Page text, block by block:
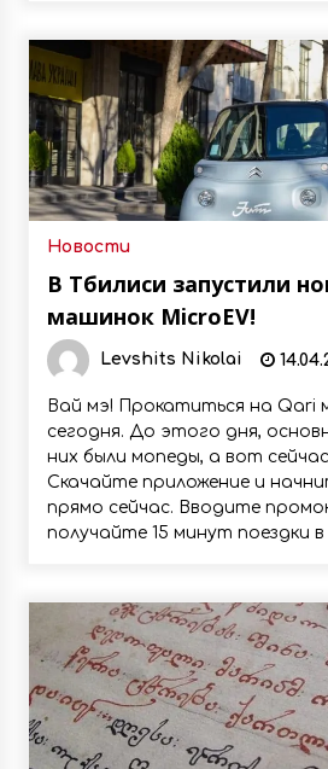
Новости
В Тбилиси запустили
машинок MicroEV!
Levshits Nikolai
Вай мэ! Прокатиться на Qari
сегодня. До этого дня,
них были мопеды, а вот
Скачайте приложение и
прямо сейчас. Вводите
получайте 15 минут поездки